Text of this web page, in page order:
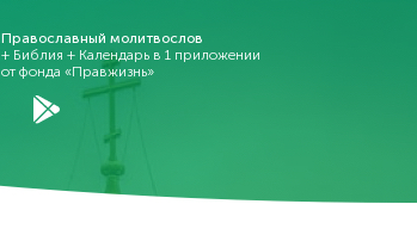
Православный молитвослов
+ Библия + Календарь в 1 приложении
от фонда «Правжизнь»